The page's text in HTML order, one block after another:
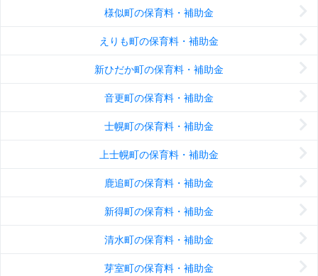
様似町の保育料・補助金
えりも町の保育料・補助金
新ひだか町の保育料・補助金
音更町の保育料・補助金
士幌町の保育料・補助金
上士幌町の保育料・補助金
鹿追町の保育料・補助金
新得町の保育料・補助金
清水町の保育料・補助金
芽室町の保育料・補助金